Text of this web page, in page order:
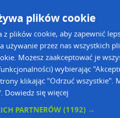
Danych Osobowych Administratorem
plików cookie
z plików cookie, aby zapewnić
używanie przez nas wszystkich
Możesz zaakceptować je
wybierając
klikając "Odrzuć wszystkie".
Dowiedz się więcej
PARTNERÓW(1192) →